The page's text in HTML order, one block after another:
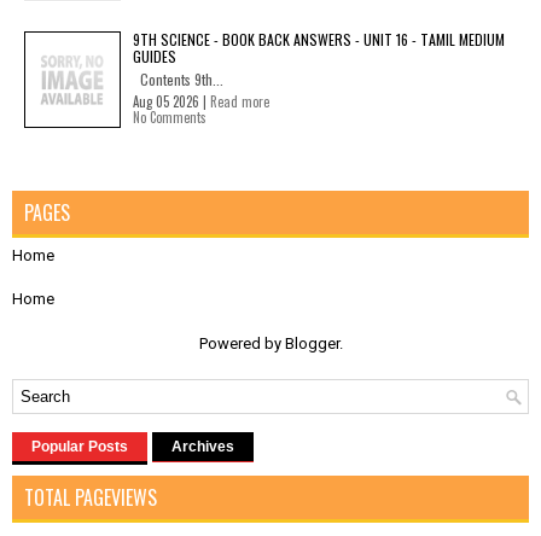
9TH SCIENCE - BOOK BACK ANSWERS - UNIT 16 - TAMIL MEDIUM
GUIDES
Contents 9th...
Aug 05 2026 | Read more
No Comments
PAGES
Home
Home
Powered by Blogger.
Popular Posts Archives
TOTAL PAGEVIEWS